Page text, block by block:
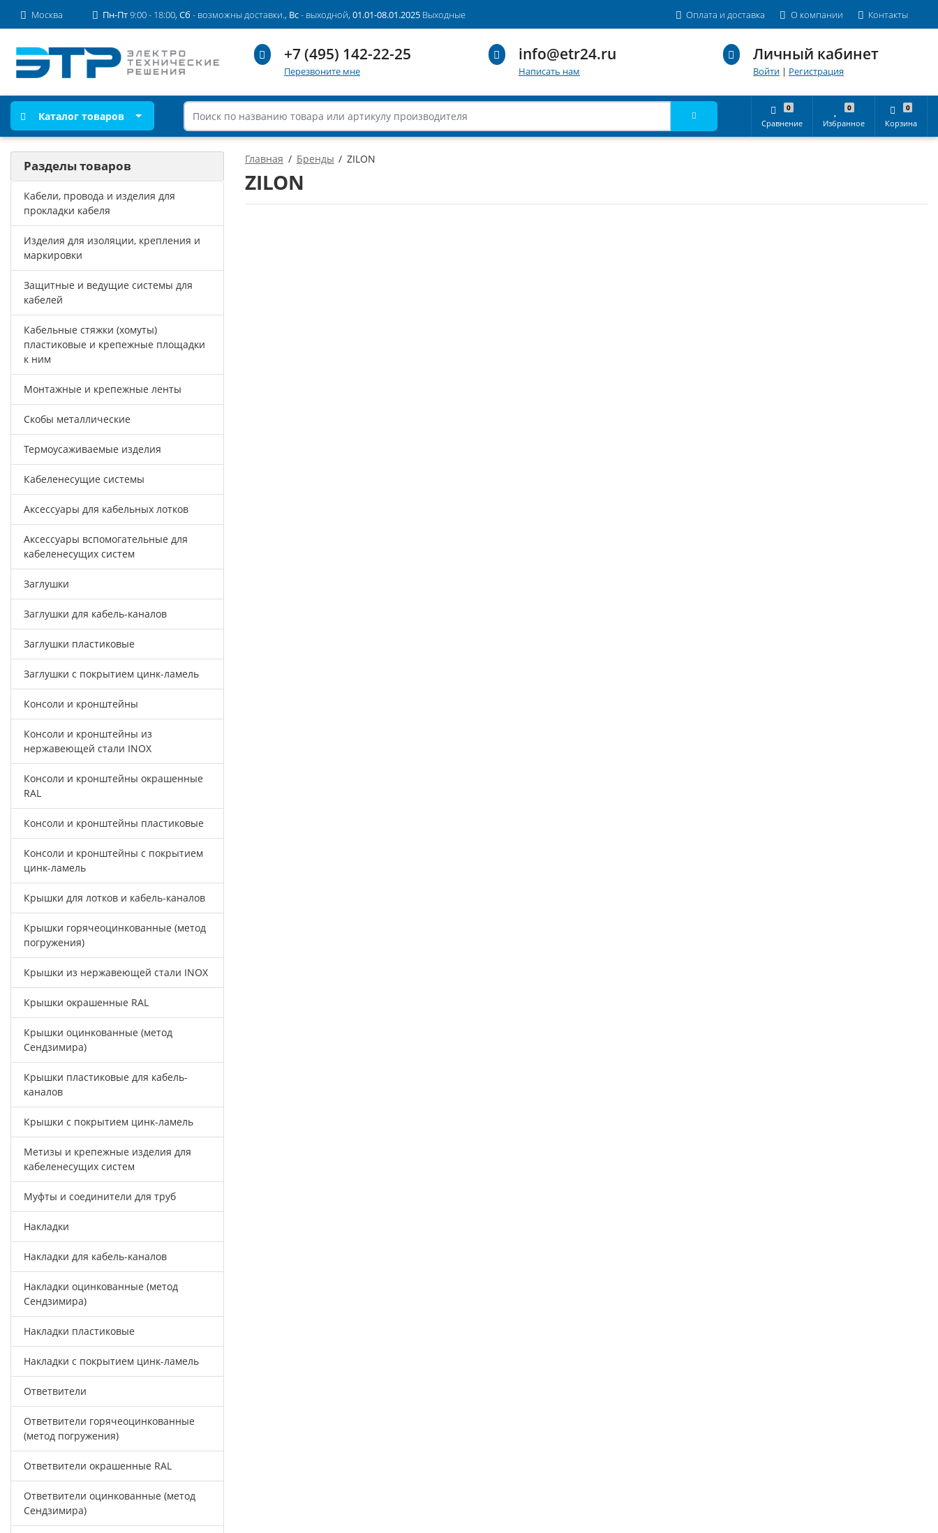
Москва Пн-Пт9:00 - 18:00, Сб - возможны доставки., Вс- выходной, 01.01-08.01.2025 Выходные Оплата и доставка О компании Контакты
+7 (495) 142-22-25
Перезвоните мне
info@etr24.ru
Написать нам
Личный кабинет
Войти | Регистрация
Каталог товаров
0
Сравнение
0
Избранное
0
Корзина
Главная Бренды ZILON
ZILON
Разделы товаров
Кабели, провода и изделия для
прокладки кабеля
Изделия для изоляции, крепления и
маркировки
Защитные и ведущие системы для
кабелей
Кабельные стяжки (хомуты)
пластиковые и крепежные площадки
к ним
Монтажные и крепежные ленты
Скобы металлические
Термоусаживаемые изделия
Кабеленесущие системы
Аксессуары для кабельных лотков
Аксессуары вспомогательные для
кабеленесущих систем
Заглушки
Заглушки для кабель-каналов
Заглушки пластиковые
Заглушки с покрытием цинк-ламель
Консоли и кронштейны
Консоли и кронштейны из
нержавеющей стали INOX
Консоли и кронштейны окрашенные
RAL
Консоли и кронштейны пластиковые
Консоли и кронштейны с покрытием
цинк-ламель
Крышки для лотков и кабель-каналов
Крышки горячеоцинкованные (метод
погружения)
Крышки из нержавеющей стали INOX
Крышки окрашенные RAL
Крышки оцинкованные (метод
Сендзимира)
Крышки пластиковые для кабель-
каналов
Крышки с покрытием цинк-ламель
Метизы и крепежные изделия для
кабеленесущих систем
Муфты и соединители для труб
Накладки
Накладки для кабель-каналов
Накладки оцинкованные (метод
Сендзимира)
Накладки пластиковые
Накладки с покрытием цинк-ламель
Ответвители
Ответвители горячеоцинкованные
(метод погружения)
Ответвители окрашенные RAL
Ответвители оцинкованные (метод
Сендзимира)